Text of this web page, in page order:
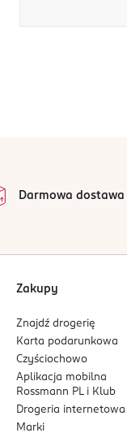
Darmowa dostawa
Zakupy
Znajdź drogerię
Karta podarunkowa
Czyściochowo
Aplikacja mobilna
Rossmann PL i Klub
Drogeria internetowa
Marki